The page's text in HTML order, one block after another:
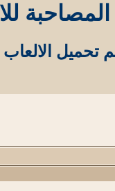
تحميل الالعاب